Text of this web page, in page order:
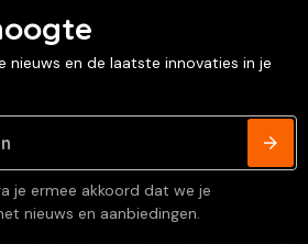
nieuws en de laatste innovaties in je
je ermee akkoord dat we je
nieuws en aanbiedingen.